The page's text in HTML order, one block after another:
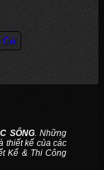
Gái
SỐNG. Những
thiết kế của các
Kế & Thi Công